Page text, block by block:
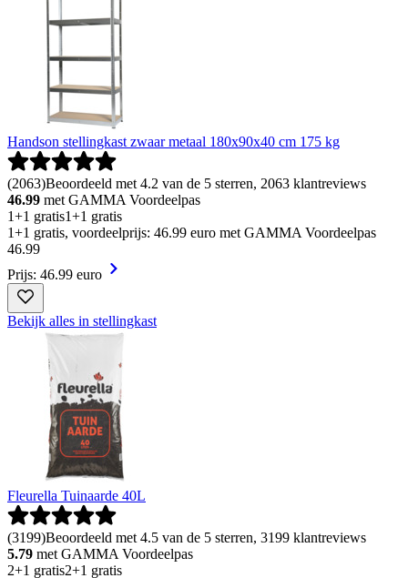
Handson stellingkast zwaar metaal 180x90x40 cm 175 kg
(2063)Beoordeeld met 4.2 van de 5 sterren, 2063 klantreviews
46.99 met GAMMA Voordeelpas
1+1 gratis1+1 gratis
1+1 gratis, voordeelprijs: 46.99 euro met GAMMA Voordeelpas
46.99
Prijs: 46.99 euro
Bekijk alles in stellingkast
Fleurella Tuinaarde 40L
(3199)Beoordeeld met 4.5 van de 5 sterren, 3199 klantreviews
5.79 met GAMMA Voordeelpas
2+1 gratis2+1 gratis